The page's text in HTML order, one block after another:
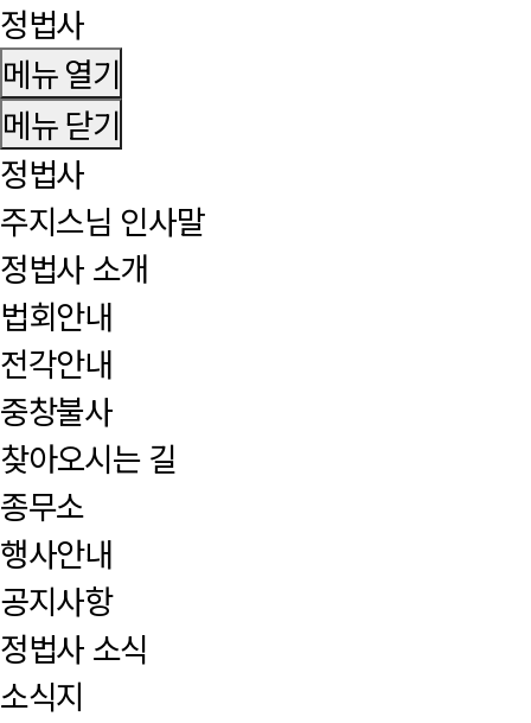
정법사
메뉴 열기
메뉴 닫기
정법사
주지스님 인사말
정법사 소개
법회안내
전각안내
중창불사
찾아오시는 길
종무소
행사안내
공지사항
정법사 소식
소식지